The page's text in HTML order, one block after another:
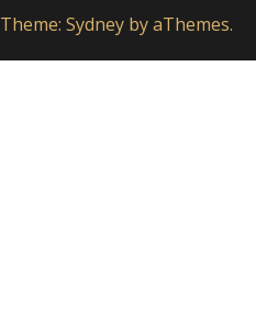
Theme: Sydney by aThemes.